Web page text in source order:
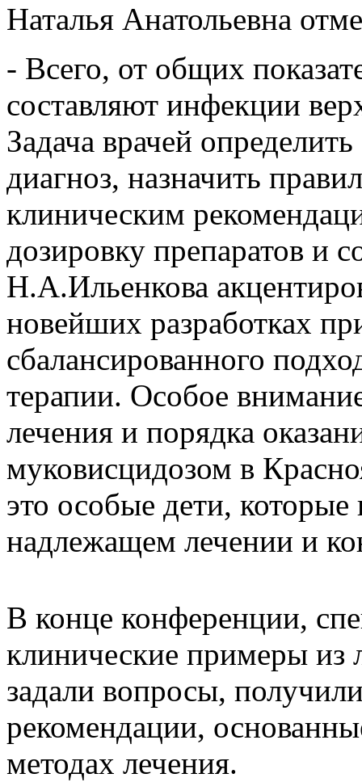
Наталья Анатольевна
- Всего, от общих
составляют инфекции
Задача врачей
диагноз, назначить
клиническим
дозировку препаратов и
Н.А.Ильенкова
новейших разработках
сбалансированного
терапии. Особое
лечения и порядка
муковисцидозом в
это особые дети,
надлежащем лечении и
В конце конференции,
клинические примеры из
задали вопросы,
рекомендации,
методах лечения.